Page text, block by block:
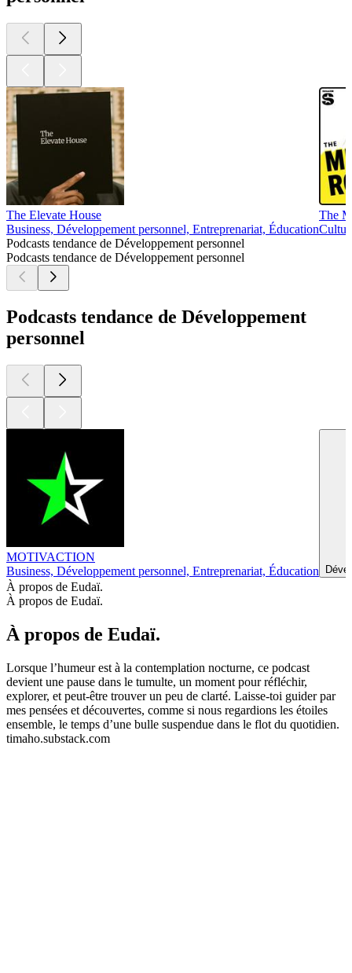
The Elevate House
Business, Développement personnel, Entreprenariat, Éducation
The
Podcasts tendance de Développement personnel
Podcasts tendance de Développement personnel
Podcasts tendance de Développement
personnel
MOTIVACTION
Business, Développement personnel, Entreprenariat, Éducation
À propos de Eudaï.
À propos de Eudaï.
À propos de Eudaï.
Lorsque l’humeur est à la contemplation nocturne, ce podcast
devient une pause dans le tumulte, un moment pour réfléchir,
explorer, et peut-être trouver un peu de clarté. Laisse-toi guider par
mes pensées et découvertes, comme si nous regardions les étoiles
ensemble, le temps d’une bulle suspendue dans le flot du quotidien.
timaho.substack.com